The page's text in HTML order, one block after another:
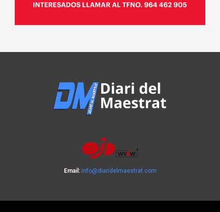
Email: info@diaridelmaestrat.com